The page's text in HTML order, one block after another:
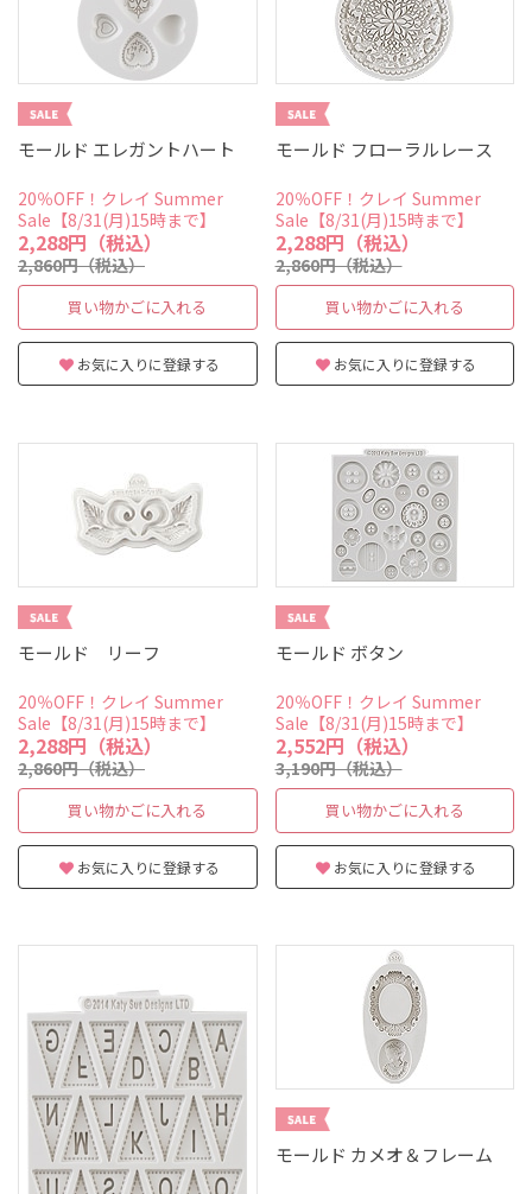
モールド エレガントハート
20％OFF！クレイ Summer
Sale【8/31(月)15時まで】
2,288円（税込）
2,860円（税込）
買い物かごに入れる
お気に入りに登録する
モールド フローラルレース
20％OFF！クレイ Summer
Sale【8/31(月)15時まで】
2,288円（税込）
2,860円（税込）
買い物かごに入れる
お気に入りに登録する
モールド リーフ
20％OFF！クレイ Summer
Sale【8/31(月)15時まで】
2,288円（税込）
2,860円（税込）
買い物かごに入れる
お気に入りに登録する
モールド ボタン
20％OFF！クレイ Summer
Sale【8/31(月)15時まで】
2,552円（税込）
3,190円（税込）
買い物かごに入れる
お気に入りに登録する
モールド カメオ＆フレーム